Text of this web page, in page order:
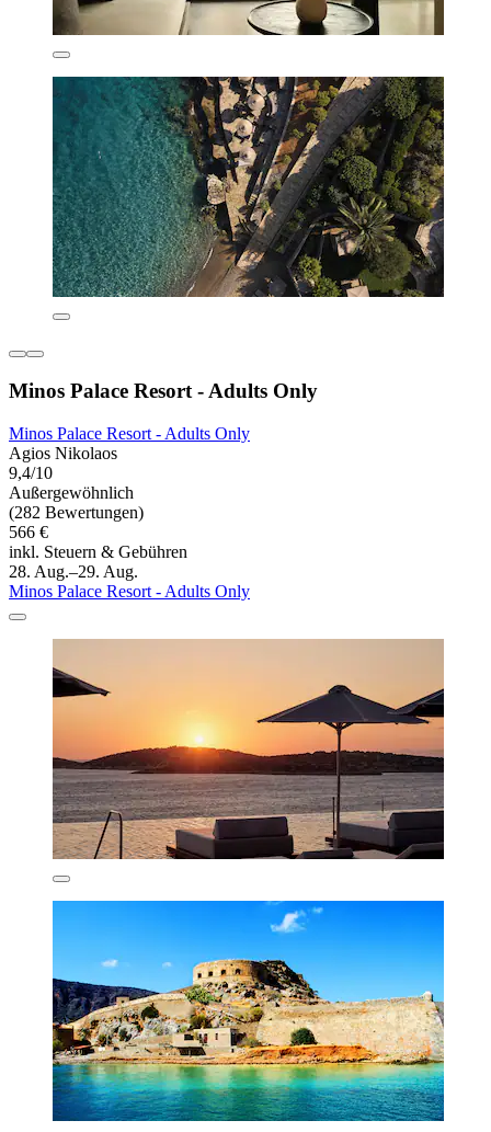
Minos Palace Resort - Adults Only
Minos Palace Resort - Adults Only
Agios Nikolaos
9,4/10
Außergewöhnlich
(282 Bewertungen)
566 €
inkl. Steuern & Gebühren
28. Aug.–29. Aug.
Minos Palace Resort - Adults Only